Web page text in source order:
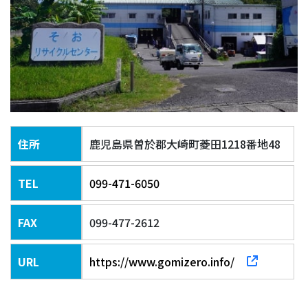
住所 鹿児島県曽於郡大崎町菱田1218番地48
TEL 099-471-6050
FAX 099-477-2612
URL https://www.gomizero.info/